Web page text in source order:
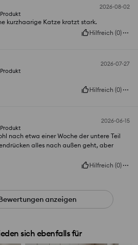
2026-08-02
kurzhaarige Katze kratzt stark.
Hilfreich (0)
2026-07-27
Hilfreich (0)
2026-06-15
nach etwa einer Woche der untere Teil
alles nach außen geht, aber
Hilfreich (0)
anzeigen
sich ebenfalls für